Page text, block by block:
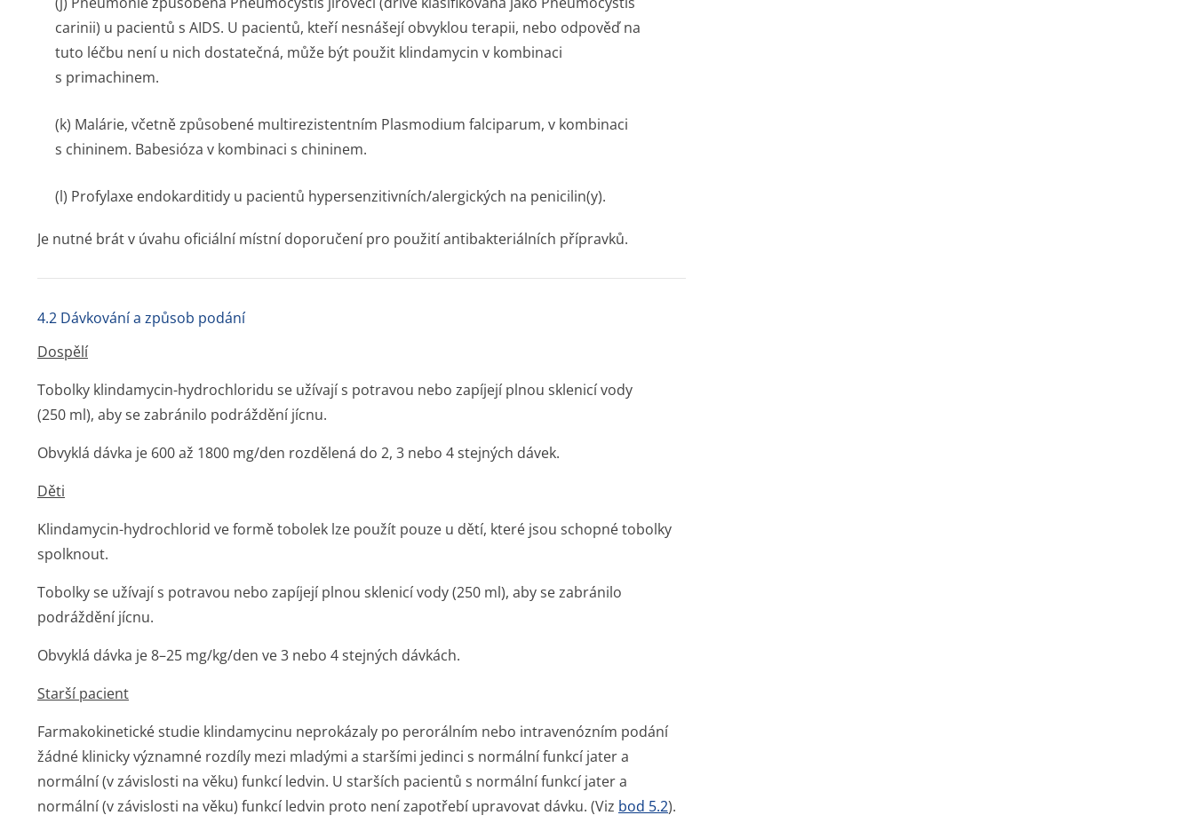
carinii) u pacientů s AIDS. U pacientů, kteří nesnášejí obvyklou terapii, nebo odpověď na
tuto léčbu není u nich dostatečná, může být použit klindamycin v kombinaci
s primachinem.
(k) Malárie, včetně způsobené multirezistentním Plasmodium falciparum, v kombinaci
s chininem. Babesióza v kombinaci s chininem.
(l) Profylaxe endokarditidy u pacientů hypersenzitiv­ních/alergických na penicilin(y).
Je nutné brát v úvahu oficiální místní doporučení pro použití antibakteriálních přípravků.
4.2 Dávkování a způsob podání
Dospělí
Tobolky klindamycin-hydrochloridu se užívají s potravou nebo zapíjejí plnou sklenicí vody
(250 ml), aby se zabránilo podráždění jícnu.
Obvyklá dávka je 600 až 1800 mg/den rozdělená do 2, 3 nebo 4 stejných dávek.
Děti
Klindamycin-hydrochlorid ve formě tobolek lze použít pouze u dětí, které jsou schopné tobolky
spolknout.
Tobolky se užívají s potravou nebo zapíjejí plnou sklenicí vody (250 ml), aby se zabránilo
podráždění jícnu.
Obvyklá dávka je 8–25 mg/kg/den ve 3 nebo 4 stejných dávkách.
Starší pacient
Farmakokinetické studie klindamycinu neprokázaly po perorálním nebo intravenózním podání
žádné klinicky významné rozdíly mezi mladými a staršími jedinci s normální funkcí jater a
normální (v závislosti na věku) funkcí ledvin. U starších pacientů s normální funkcí jater a
normální (v závislosti na věku) funkcí ledvin proto není zapotřebí upravovat dávku. (Viz bod 5.2).